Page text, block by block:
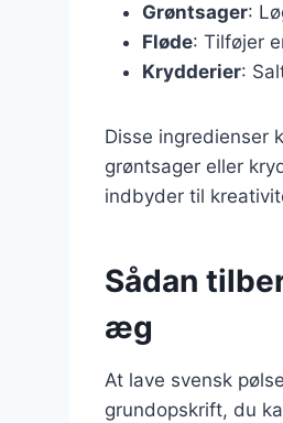
Grøntsager:
Fløde: Tilføjer
Krydderier:
Disse ingredienser
grøntsager eller
indbyder til
Sådan
æg
At lave svensk
grundopskrift, du